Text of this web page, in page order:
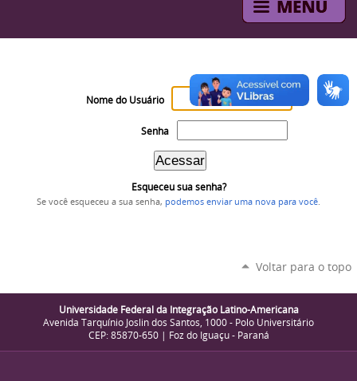
Nome do Usuário
Senha
Esqueceu sua senha?
Se você esqueceu a sua senha, podemos enviar uma nova para você.
Voltar para o topo
Universidade Federal da Integração Latino-Americana
Avenida Tarquínio Joslin dos Santos, 1000 - Polo Universitário
CEP: 85870-650 | Foz do Iguaçu - Paraná